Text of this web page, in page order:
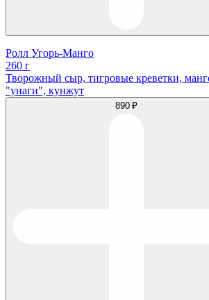
Ролл Угорь-Манго
260 г
Творожный сыр, тигровые креветки,
"унаги", кунжут
890 ₽